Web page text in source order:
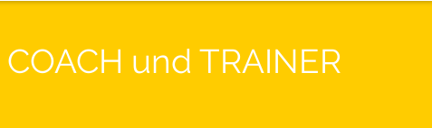
und TRAINER